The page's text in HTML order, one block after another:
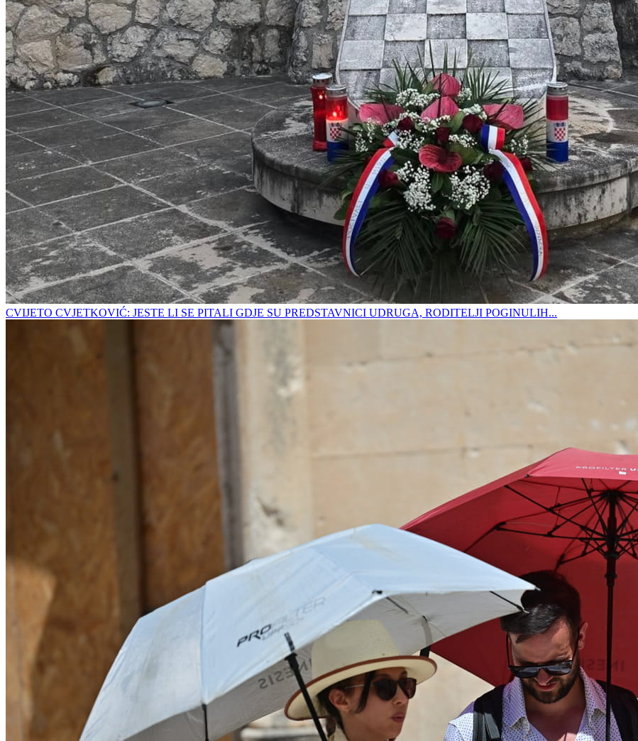
CVIJETO CVJETKOVIĆ: JESTE LI SE PITALI GDJE SU PREDSTAVNICI UDRUGA, RODITELJI POGINULIH...